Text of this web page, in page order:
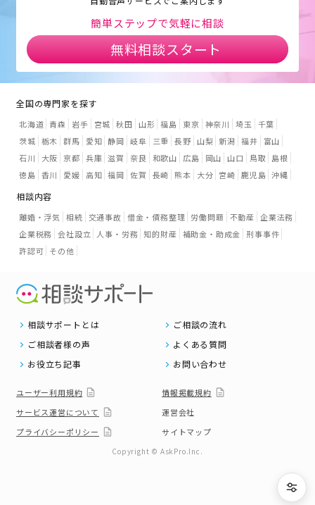
簡単ステップで気軽に相談
無料相談スタート
全国の専門家を探す
北海道 青森 岩手 宮城 秋田 山形 福島 東京 神奈川 埼玉
千葉
茨城 栃木 群馬 愛知 静岡 岐阜 三重 長野 山梨 新潟 福井
富山
石川
大阪 京都 兵庫 滋賀 奈良 和歌山 広島 岡山 山口 鳥取
島根
徳島 香川 愛媛 高知 福岡 佐賀 長崎 熊本 大分 宮崎 鹿児島 沖縄
相談内容
離婚・浮気 相続 交通事故 借金・債務整理 労働問題 不動産 企業法務
企業税務 会社設立 人事・労務 知的財産 補助金・助成金 刑事事件
許認可 その他
相談サポートとは
ご相談の流れ
ご相談者様の声
よくある質問
お役立ち記事
お問い合わせ
ユーザー利用規約
情報掲載規約
サービス運営について
運営会社
プライバシーポリシー
サイトマップ
Copyright © AskPro.Inc.